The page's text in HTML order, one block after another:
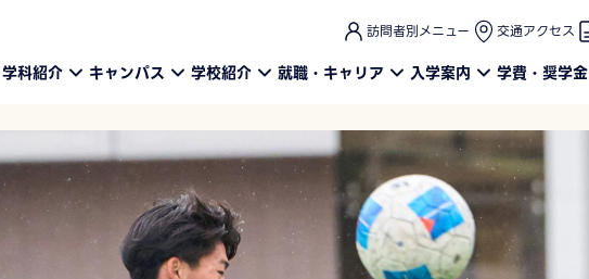
このページの本文へ
訪問者別メニュー 交通アクセス
学科紹介 キャンパス 学校紹介 就職・キャリア 入学案内 学費・奨学金